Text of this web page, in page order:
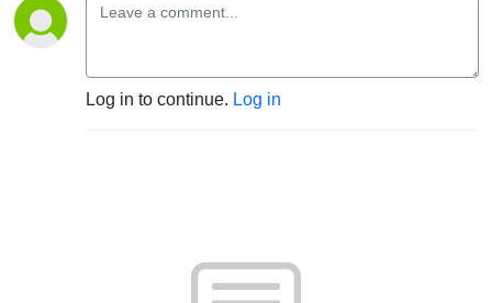
Log in to continue. Log in